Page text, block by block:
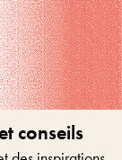
conseils